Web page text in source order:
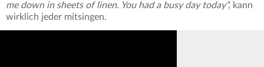
me down in sheets of linen. You had a busy day today“, kann
wirklich jeder mitsingen.